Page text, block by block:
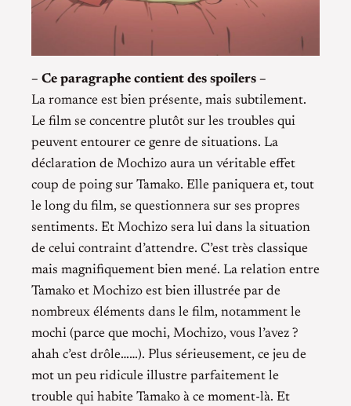
– Ce paragraphe contient des spoilers –
La romance est bien présente, mais subtilement.
Le film se concentre plutôt sur les troubles qui
peuvent entourer ce genre de situations. La
déclaration de Mochizo aura un véritable effet
coup de poing sur Tamako. Elle paniquera et, tout
le long du film, se questionnera sur ses propres
sentiments. Et Mochizo sera lui dans la situation
de celui contraint d’attendre. C’est très classique
mais magnifiquement bien mené. La relation entre
Tamako et Mochizo est bien illustrée par de
nombreux éléments dans le film, notamment le
mochi (parce que mochi, Mochizo, vous l’avez ?
ahah c’est drôle……). Plus sérieusement, ce jeu de
mot un peu ridicule illustre parfaitement le
trouble qui habite Tamako à ce moment-là. Et